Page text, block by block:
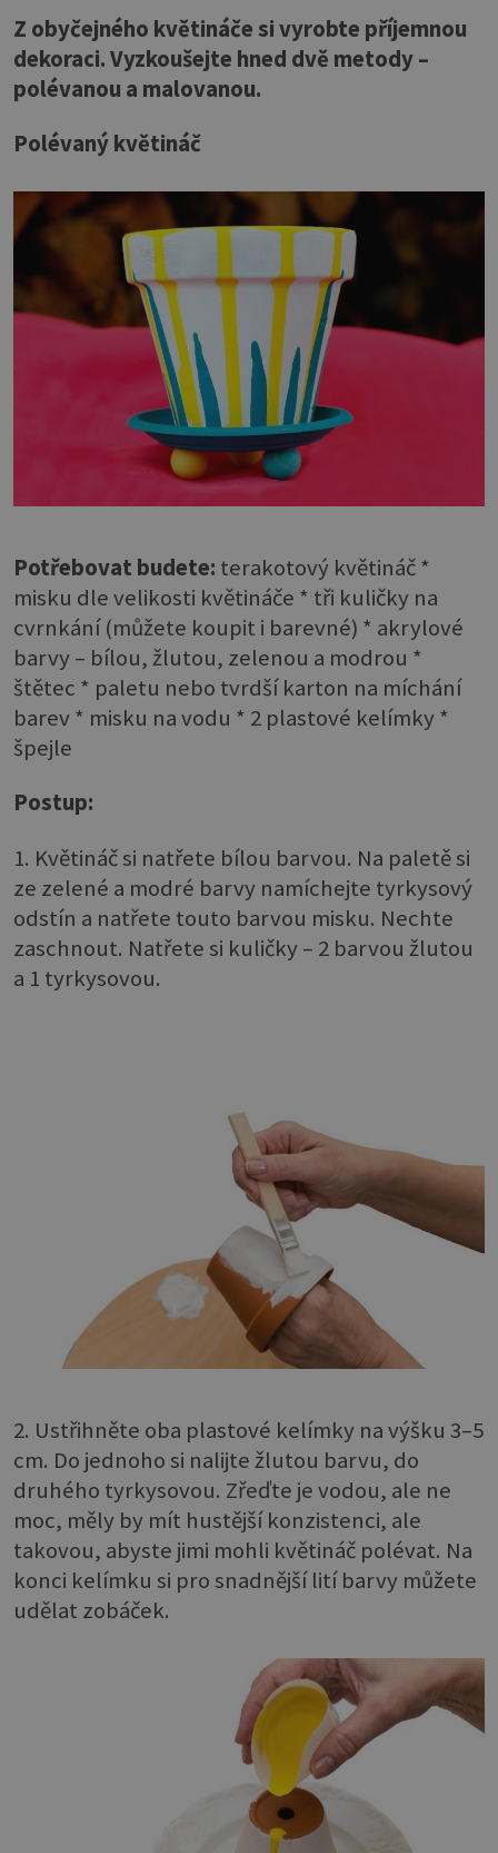
Z obyčejného květináče si vyrobte příjemnou
dekoraci. Vyzkoušejte hned dvě metody –
polévanou a malovanou.
Polévaný květináč
Potřebovat budete: terakotový květináč *
misku dle velikosti květináče * tři kuličky na
cvrnkání (můžete koupit i barevné) * akrylové
barvy – bílou, žlutou, zelenou a modrou *
štětec * paletu nebo tvrdší karton na míchání
barev * misku na vodu * 2 plastové kelímky *
špejle
Postup:
1. Květináč si natřete bílou barvou. Na paletě si
ze zelené a modré barvy namíchejte tyrkysový
odstín a natřete touto barvou misku. Nechte
zaschnout. Natřete si kuličky – 2 barvou žlutou
a 1 tyrkysovou.
2. Ustřihněte oba plastové kelímky na výšku 3–5
cm. Do jednoho si nalijte žlutou barvu, do
druhého tyrkysovou. Zřeďte je vodou, ale ne
moc, měly by mít hustější konzistenci, ale
takovou, abyste jimi mohli květináč polévat. Na
konci kelímku si pro snadnější lití barvy můžete
udělat zobáček.